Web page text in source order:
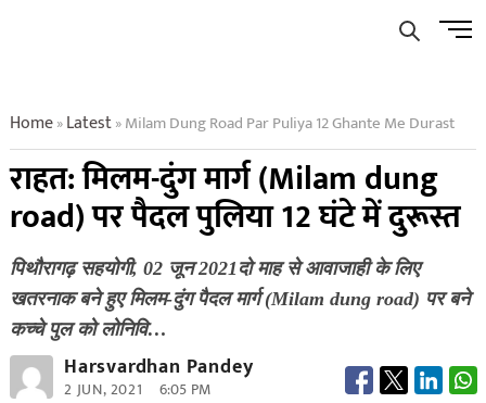
Menu
Home»Latest»Milam Dung Road Par Puliya 12 Ghante Me Durast
राहत: मिलम-दुंग मार्ग (Milam dung
road) पर पैदल पुलिया 12 घंटे में दुरूस्त
पिथौरागढ़ सहयोगी, 02 जून 2021दो माह से आवाजाही के लिए
खतरनाक बने हुए मिलम-दुंग पैदल मार्ग (Milam dung road) पर बने
कच्चे पुल को लोनिवि…
Harsvardhan Pandey
2 JUN, 2021 6:05 PM